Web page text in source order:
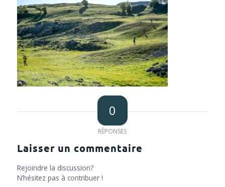
0
RÉPONSES
Laisser un commentaire
Rejoindre la discussion?
N’hésitez pas à contribuer !